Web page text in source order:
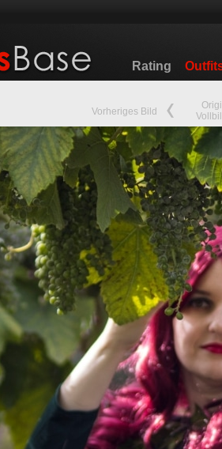
Rating
Vorheriges Bild